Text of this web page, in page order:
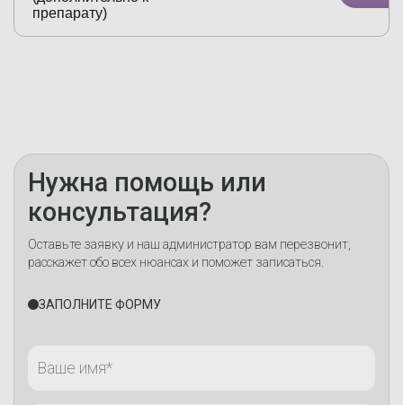
препарату)
Нужна помощь или
консультация?
Оставьте заявку и наш администратор вам перезвонит,
расскажет обо всех нюансах и поможет записаться.
ЗАПОЛНИТЕ ФОРМУ